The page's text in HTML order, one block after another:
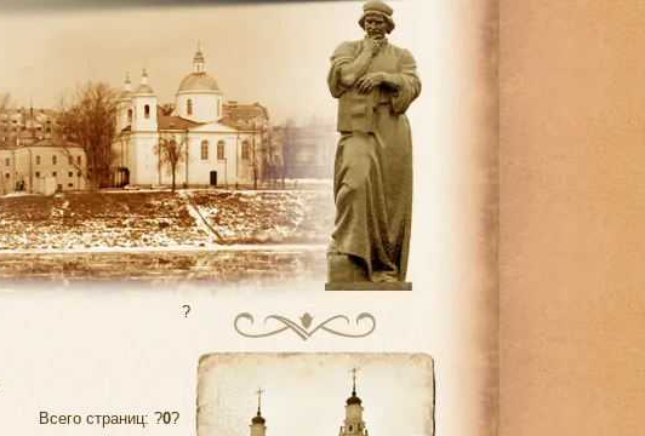
Всего страниц: ?0?
?